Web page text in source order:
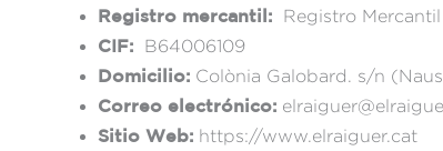
Registro mercantil: Registro
CIF: B64006109
Domicilio: Colònia Galobard. s/n
Correo electrónico:
Sitio Web: https://www.elraiguer.cat